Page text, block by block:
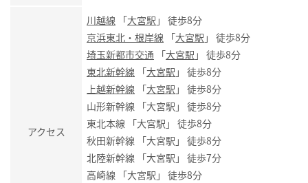
アクセス
川越線 「大宮駅 」 徒歩8分
京浜東北・根岸線 「大宮駅 」 徒歩8分
埼玉新都市交通 「大宮駅 」 徒歩8分
東北新幹線 「大宮駅 」 徒歩8分
上越新幹線 「大宮駅 」 徒歩8分
山形新幹線 「大宮駅」 徒歩8分
東北本線 「大宮駅」 徒歩8分
秋田新幹線 「大宮駅」 徒歩8分
北陸新幹線 「大宮駅」 徒歩7分
高崎線 「大宮駅」 徒歩8分